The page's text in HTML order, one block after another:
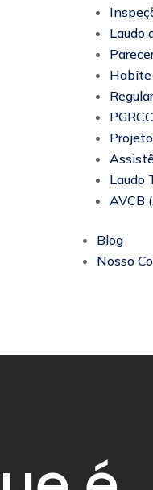
Laudo
Laudo
AVCB
Blog
Nosso